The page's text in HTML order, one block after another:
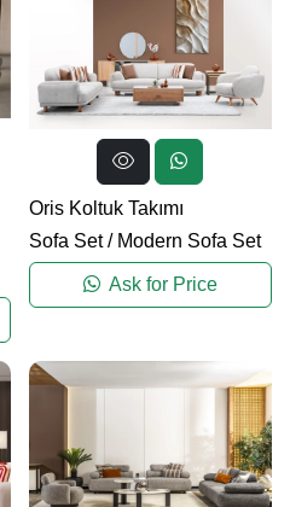
Oris Koltuk Takımı
Sofa Set/ Modern Sofa Set
Ask for Price